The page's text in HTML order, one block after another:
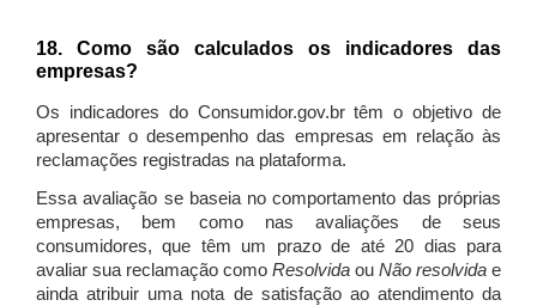
18. Como são calculados os indicadores das
empresas?
Os indicadores do Consumidor.gov.br têm o objetivo de
apresentar o desempenho das empresas em relação às
reclamações registradas na plataforma.
Essa avaliação se baseia no comportamento das próprias
empresas, bem como nas avaliações de seus
consumidores, que têm um prazo de até 20 dias para
avaliar sua reclamação como Resolvida ou Não resolvida e
ainda atribuir uma nota de satisfação ao atendimento da